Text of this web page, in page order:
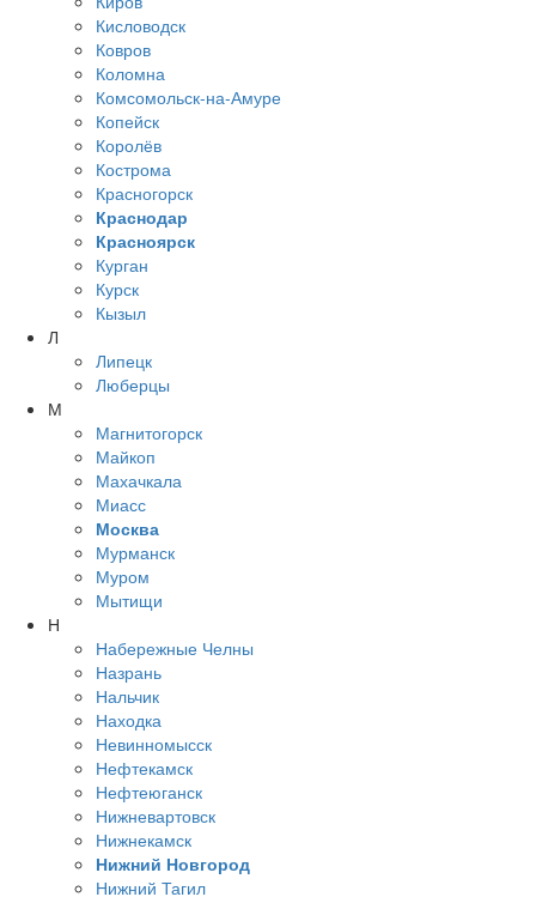
Кисловодск
Ковров
Коломна
Комсомольск-на-Амуре
Копейск
Королёв
Кострома
Красногорск
Краснодар
Красноярск
Курган
Курск
Кызыл
Л
Липецк
Люберцы
М
Магнитогорск
Майкоп
Махачкала
Миасс
Москва
Мурманск
Муром
Мытищи
Н
Набережные Челны
Назрань
Нальчик
Находка
Невинномысск
Нефтекамск
Нефтеюганск
Нижневартовск
Нижнекамск
Нижний Новгород
Нижний Тагил